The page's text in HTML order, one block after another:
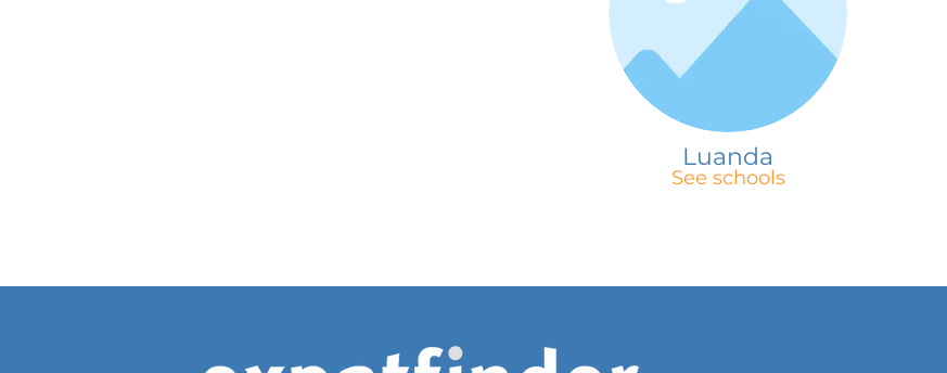
Luanda
See schools